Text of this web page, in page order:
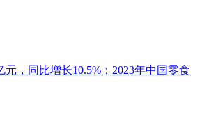
，同比增长10.5%；2023年中国零食